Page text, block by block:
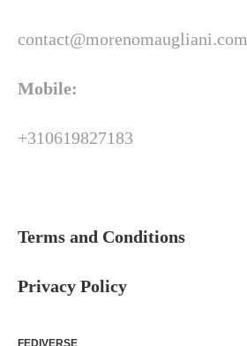
contact@morenomaugliani.com
Mobile:
+310619827183
Terms and Conditions
Privacy Policy
FEDIVERSE